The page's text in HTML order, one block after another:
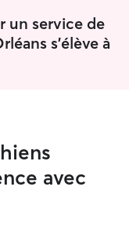
un service de
s'élève à
avec